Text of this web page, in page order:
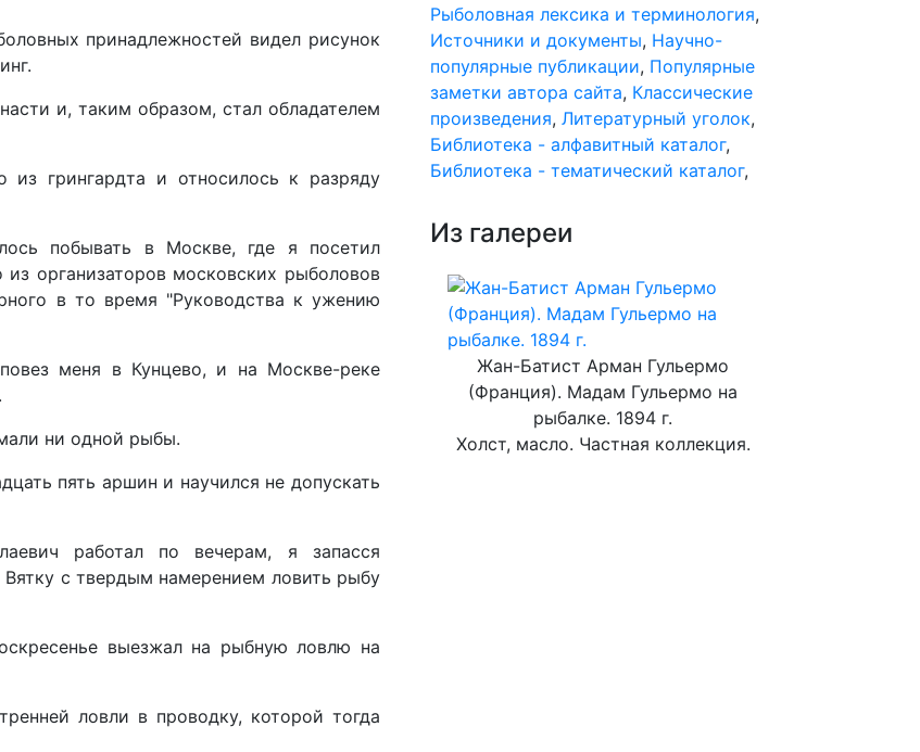
принадлежностей видел рисунок
и, таким образом, стал обладателем
грингардта и относилось к разряду
побывать в Москве, где я посетил
из организаторов московских рыболовов
в то время "Руководства к ужению
меня в Кунцево, и на Москве-реке
ни одной рыбы.
пять аршин и научился не допускать
работал по вечерам, я запасся
с твердым намерением ловить рыбу
выезжал на рыбную ловлю на
ловли в проводку, которой тогда
Рыболовная лексика и терминология,
Источники и документы, Научно-
популярные публикации, Популярные
заметки автора сайта, Классические
произведения, Литературный уголок,
Библиотека - алфавитный каталог,
Библиотека - тематический каталог,
Из галереи
Жан-Батист Арман Гульермо
(Франция). Мадам Гульермо на
рыбалке. 1894 г.
Холст, масло. Частная коллекция.